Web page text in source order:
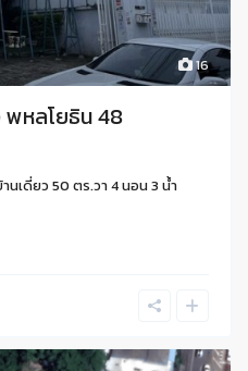
16
พหลโยธิน 48
นเดี่ยว 50 ตร.วา 4 นอน 3 น้ำ